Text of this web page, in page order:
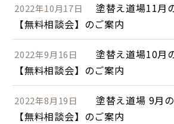
2022年10月17日
塗替え道場11月
【無料相談会】のご案内
2022年9月16日
塗替え道場10月
【無料相談会】のご案内
2022年8月19日
塗替え道場 9月
【無料相談会】のご案内